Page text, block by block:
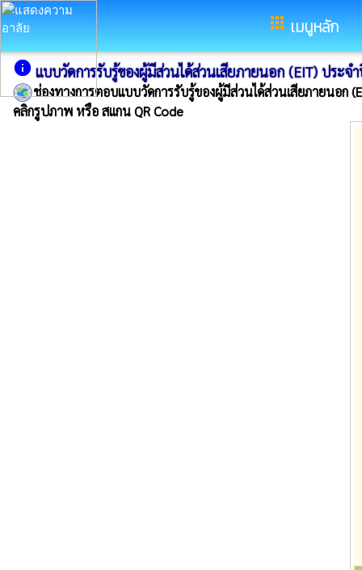
apps เมนูหลัก
อำเภอโพนทราย จังหวัดร้อยเอ็ด
info แบบวัดการรับรู้ของผู้มีส่วนได้ส่วนเสียภายนอก (EIT) ประจ
ช่องทางการตอบแบบวัดการรับรู้ของผู้มีส่วนได้ส่วนเสียภายนอก
คลิกรูปภาพ หรือ สแกน QR Code